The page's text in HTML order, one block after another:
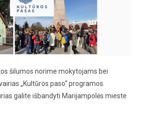
šilumos norime mokytojams bei
„Kultūros paso“ programos
galite išbandyti Marijampolės mieste